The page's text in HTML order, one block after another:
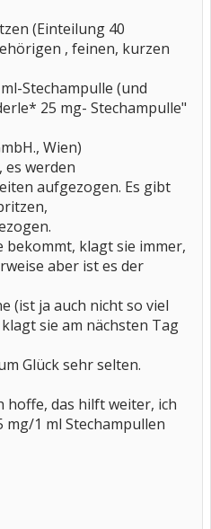
(Einteilung 40
, feinen, kurzen
Stechampulle (und
25 mg- Stechampulle"
Wien)
es werden
aufgezogen. Es gibt
bekommt, klagt sie immer,
aber ist es der
(ist ja auch nicht so viel
sie am nächsten Tag
Glück sehr selten.
hoffe, das hilft weiter, ich
mg/1 ml Stechampullen